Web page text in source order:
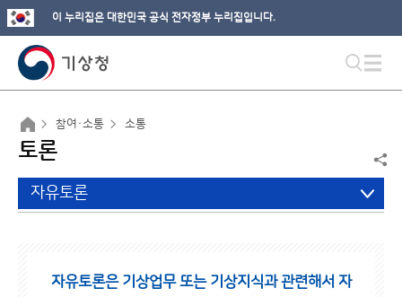
이 누리집은 대한민국 공식 전자정부 누리집입니다.
참여·소통 소통
토론
자유토론
자유토론은 기상업무 또는 기상지식과 관련해서 자